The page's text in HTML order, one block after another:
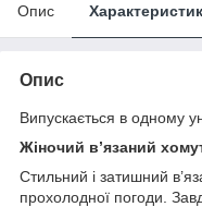
Опис
Опис
Випускається в одному
Жіночий в’язаний
Стильний і затишний
прохолодної погоди.